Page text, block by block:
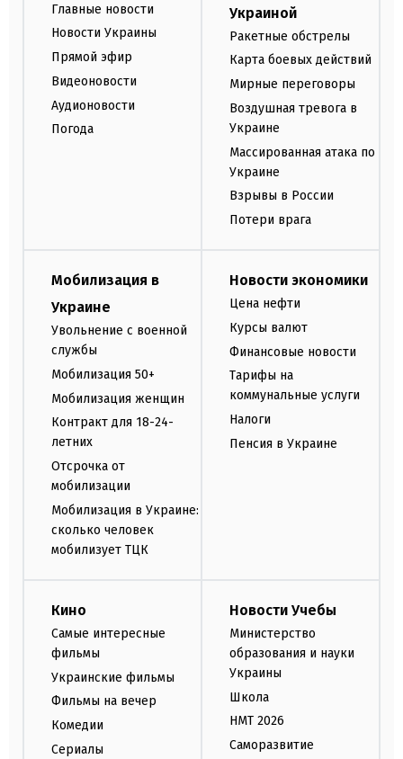
Главные новости
Новости Украины
Прямой эфир
Видеоновости
Аудионовости
Погода
Украиной
Ракетные обстрелы
Карта боевых действий
Мирные переговоры
Воздушная тревога в
Украине
Массированная атака по
Украине
Взрывы в России
Потери врага
Мобилизация в
Украине
Увольнение с военной
службы
Мобилизация 50+
Мобилизация женщин
Контракт для 18-24-
летних
Отсрочка от
мобилизации
Мобилизация в Украине:
сколько человек
мобилизует ТЦК
Новости экономики
Цена нефти
Курсы валют
Финансовые новости
Тарифы на
коммунальные услуги
Налоги
Пенсия в Украине
Кино
Самые интересные
фильмы
Украинские фильмы
Фильмы на вечер
Комедии
Сериалы
Новости Учебы
Министерство
образования и науки
Украины
Школа
НМТ 2026
Саморазвитие